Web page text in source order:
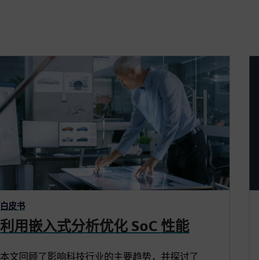
白皮书
利用嵌入式分析优化 SoC 性能
本文回顾了影响科技行业的主要趋势，并探讨了